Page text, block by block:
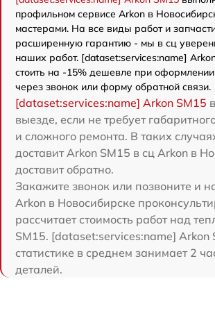
профильном сервисе Arkon в
мастерами. На все виды работ и
расширенную гарантию - мы в сц
наших работ. [dataset:services:name]
стоить на -15% дешевле при
через звонок или форму обратной связи.
[dataset:services:name] Arkon SM15
выезде, если не требует
и сложного ремонта. В таких
доставит Arkon SM15 в сц Arkon в
доставит обратно.
Закажите звонок или позвоните и
Arkon в Новосибирске
рассчитает стоимость работ над
SM15. [dataset:services:name]
статистике в среднем занимает 2
деталей.